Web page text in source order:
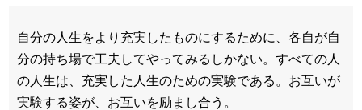
自分の人生をより充実したものにするために、各自が自
分の持ち場で工夫してやってみるしかない。すべての人
の人生は、充実した人生のための実験である。お互いが
実験する姿が、お互いを励まし合う。